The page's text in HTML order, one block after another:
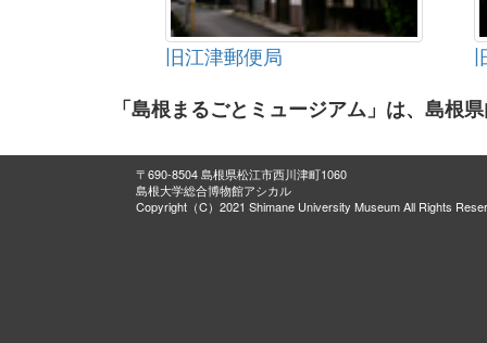
旧江津郵便局
「島根まるごとミュージアム」は、島根
〒690-8504 島根県松江市西川津町1060
島根大学総合博物館アシカル
Copyright（C）2021 Shimane University Museum All Rights